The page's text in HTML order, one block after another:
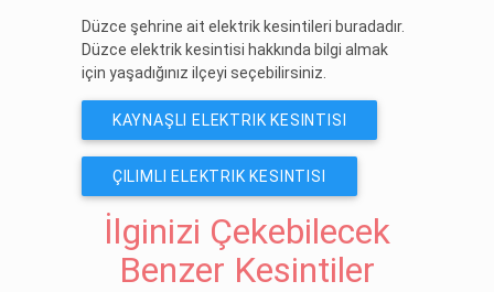
Düzce şehrine ait elektrik kesintileri buradadır.
Düzce elektrik kesintisi hakkında bilgi almak
için yaşadığınız ilçeyi seçebilirsiniz.
KAYNAŞLI ELEKTRIK KESINTISI
ÇILIMLI ELEKTRIK KESINTISI
İlginizi Çekebilecek
Benzer Kesintiler